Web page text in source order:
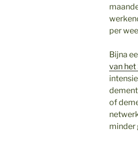
per
Bijna
van het
of
minder